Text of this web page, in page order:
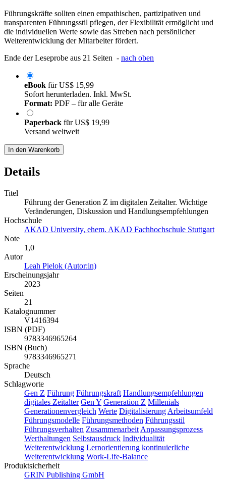
Führungskräfte sollten einen empathischen, partizipativen und
transparenten Führungsstil pflegen, der Flexibilität ermöglicht und
die individuellen Werte sowie das Streben nach persönlicher
Weiterentwicklung der Mitarbeiter fördert.
Ende der Leseprobe aus 21 Seiten - nach oben
eBook fürUS$ 15,99
Sofort herunterladen. Inkl. MwSt.
Format: PDF – für alle Geräte
Paperback fürUS$ 19,99
Versand weltweit
In den Warenkorb
Details
Titel
Führung der Generation Z im digitalen Zeitalter. Wichtige
Veränderungen, Diskussion und Handlungsempfehlungen
Hochschule
AKAD University, ehem. AKAD Fachhochschule Stuttgart
Note
1,0
Autor
Leah Pielok (Autor:in)
Erscheinungsjahr
2023
Seiten
21
Katalognummer
V1416394
ISBN (PDF)
9783346965264
ISBN (Buch)
9783346965271
Sprache
Deutsch
Schlagworte
Gen Z Führung Führungskraft Handlungsempfehlungen
digitales Zeitalter Gen Y Generation Z Millenials
Generationenvergleich Werte Digitalisierung Arbeitsumfeld
Führungsmodelle Führungsmethoden Führungsstil
Führungsverhalten Zusammenarbeit Anpassungsprozess
Werthaltungen Selbstausdruck Individualität
Weiterentwicklung Lernorientierung kontinuierliche
Weiterentwicklung Work-Life-Balance
Produktsicherheit
GRIN Publishing GmbH